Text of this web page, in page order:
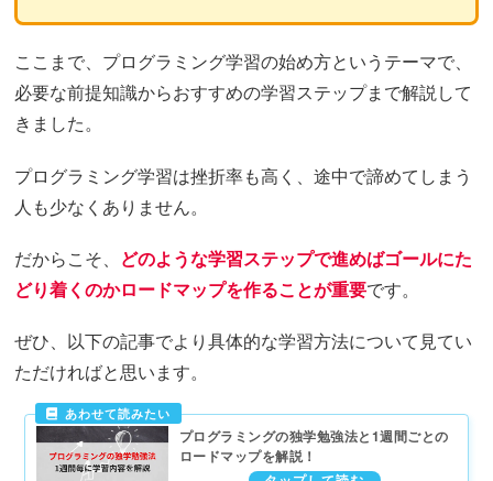
ここまで、プログラミング学習の始め方というテーマで、
必要な前提知識からおすすめの学習ステップまで解説して
きました。
プログラミング学習は挫折率も高く、途中で諦めてしまう
人も少なくありません。
だからこそ、 どのような学習ステップで進めばゴールにた
どり着くのかロードマップを作ることが重要です。
ぜひ、以下の記事でより具体的な学習方法について見てい
ただければと思います。
プログラミングの独学勉強法と1週間ごとの
ロードマップを解説！